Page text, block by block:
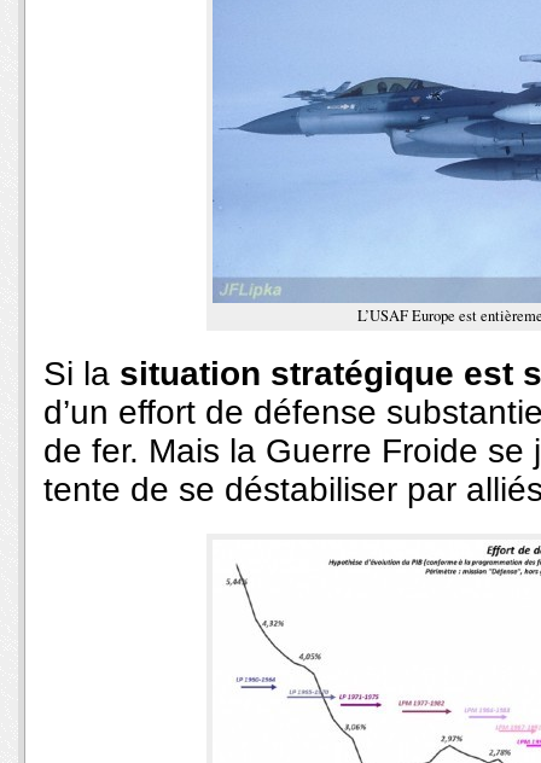
L’USAF Europe est
Si la situation stratégique est
d’un effort de défense
de fer. Mais la Guerre Froide se
tente de se déstabiliser par